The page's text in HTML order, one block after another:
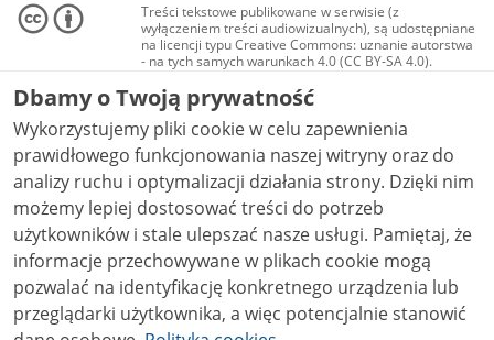
Treści tekstowe publikowane w serwisie (z
wyłączeniem treści audiowizualnych), są udostępniane
na licencji typu Creative Commons: uznanie autorstwa
- na tych samych warunkach 4.0 (CC BY-SA 4.0).
Materiały audiowizualne, w tym zdjęcia, materiały
audio i wideo, są udostępniane na licencji typu
Creative Commons: uznanie autorstwa użycie
niekomercyjne - bez utworów zależnych 4.0 (CC BY-
NC-ND 4.0), o ile nie jest to stwierdzone inaczej.
Dbamy o Twoją prywatność
Wykorzystujemy pliki cookie w celu zapewnienia
prawidłowego funkcjonowania naszej witryny oraz do
analizy ruchu i optymalizacji działania strony. Dzięki nim
możemy lepiej dostosować treści do potrzeb
użytkowników i stale ulepszać nasze usługi. Pamiętaj, że
informacje przechowywane w plikach cookie mogą
pozwalać na identyfikację konkretnego urządzenia lub
przeglądarki użytkownika, a więc potencjalnie stanowić